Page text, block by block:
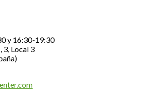
y 16:30-19:30
3, Local 3